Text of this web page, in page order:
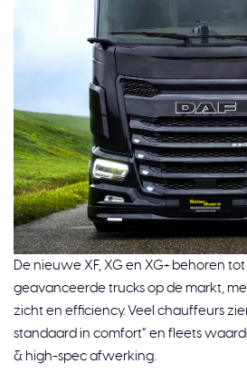
De nieuwe XF, XG en XG+ behoren
geavanceerde trucks op de markt,
zicht en efficiency. Veel chauffeurs
standaard in comfort” en fleets
& high-spec afwerking.